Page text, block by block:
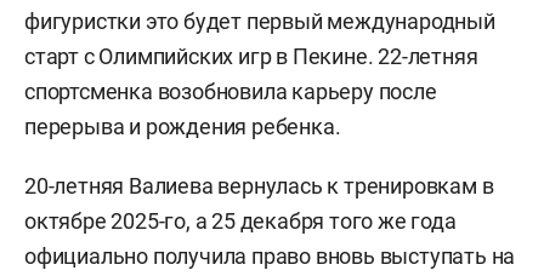
фигуристки это будет первый международный
старт с Олимпийских игр в Пекине. 22-летняя
спортсменка возобновила карьеру после
перерыва и рождения ребенка.
20-летняя Валиева вернулась к тренировкам в
октябре 2025-го, а 25 декабря того же года
официально получила право вновь выступать на